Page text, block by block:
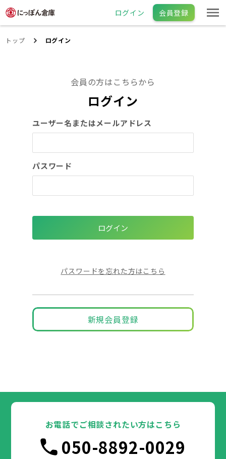
ログイン 会員登録
トップ ログイン
会員の方はこちらから
ログイン
ユーザー名またはメールアドレス
パスワード
パスワードを忘れた方はこちら
新規会員登録
お電話でご相談されたい方はこちら
050-8892-0029